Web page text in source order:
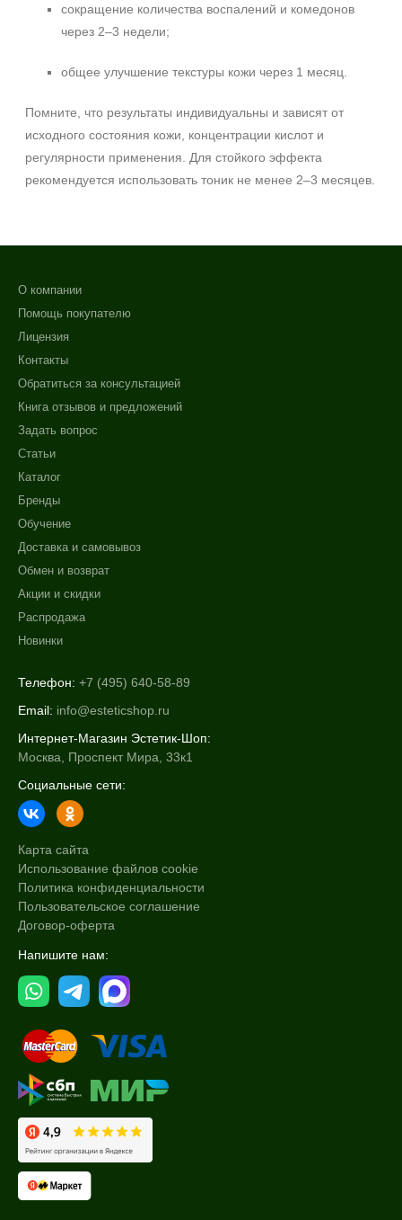
сокращение количества воспалений и комедонов
через 2–3 недели;
общее улучшение текстуры кожи через 1 месяц.
Помните, что результаты индивидуальны и зависят от
исходного состояния кожи, концентрации кислот и
регулярности применения. Для стойкого эффекта
рекомендуется использовать тоник не менее 2–3 месяцев.
О компании
Помощь покупателю
Лицензия
Контакты
Обратиться за консультацией
Книга отзывов и предложений
Задать вопрос
Статьи
Каталог
Бренды
Обучение
Доставка и самовывоз
Обмен и возврат
Акции и скидки
Распродажа
Новинки
Телефон: +7 (495) 640-58-89
Email: info@esteticshop.ru
Интернет-Магазин Эстетик-Шоп:
Москва, Проспект Мира, 33к1
Социальные сети:
Карта сайта
Использование файлов cookie
Политика конфиденциальности
Пользовательское соглашение
Договор-оферта
Напишите нам: